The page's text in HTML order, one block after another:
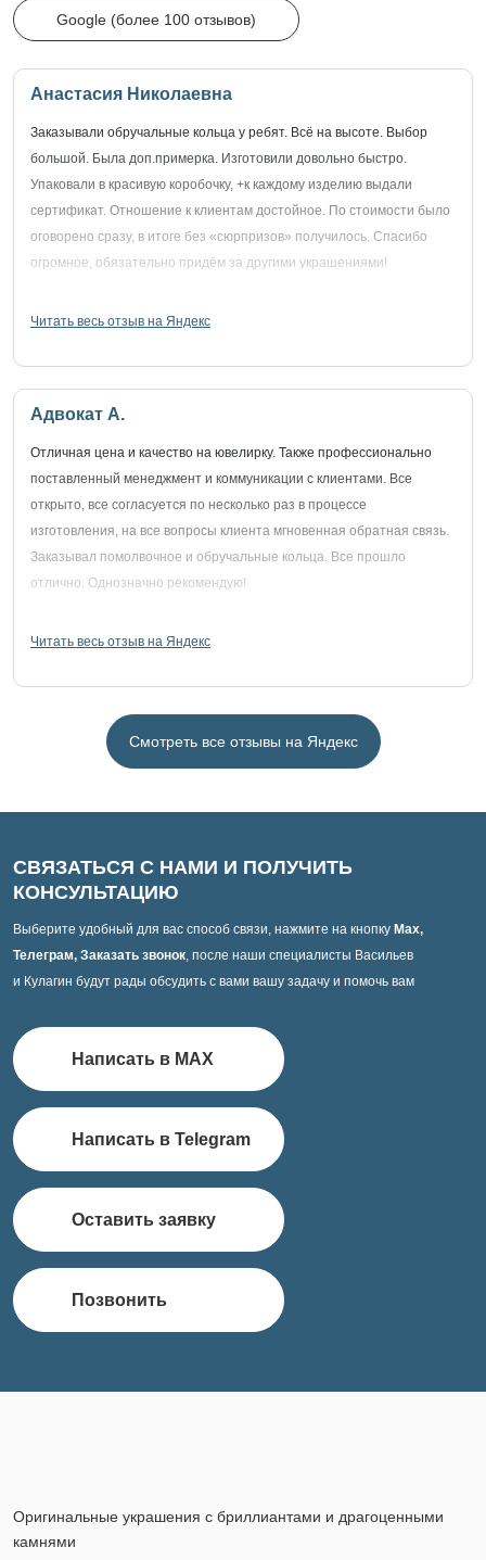
Google (более 100 отзывов)
Анастасия Николаевна
Заказывали обручальные кольца у ребят. Всё на высоте. Выбор
большой. Была доп.примерка. Изготовили довольно быстро.
Упаковали в красивую коробочку, +к каждому изделию выдали
сертификат. Отношение к клиентам достойное. По стоимости было
оговорено сразу, в итоге без «сюрпризов» получилось. Спасибо
огромное, обязательно придём за другими украшениями!
Читать весь отзыв на Яндекс
Адвокат А.
Отличная цена и качество на ювелирку. Также профессионально
поставленный менеджмент и коммуникации с клиентами. Все
открыто, все согласуется по несколько раз в процессе
изготовления, на все вопросы клиента мгновенная обратная связь.
Заказывал помолвочное и обручальные кольца. Все прошло
отлично. Однозначно рекомендую!
Читать весь отзыв на Яндекс
Смотреть все отзывы на Яндекс
СВЯЗАТЬСЯ С НАМИ И ПОЛУЧИТЬ
КОНСУЛЬТАЦИЮ
Выберите удобный для вас способ связи, нажмите на кнопку Max,
Телеграм, Заказать звонок, после наши специалисты Васильев
и Кулагин будут рады обсудить с вами вашу задачу и помочь вам
Написать в MAX
Написать в Telegram
Оставить заявку
Позвонить
Оригинальные украшения с бриллиантами и драгоценными
камнями